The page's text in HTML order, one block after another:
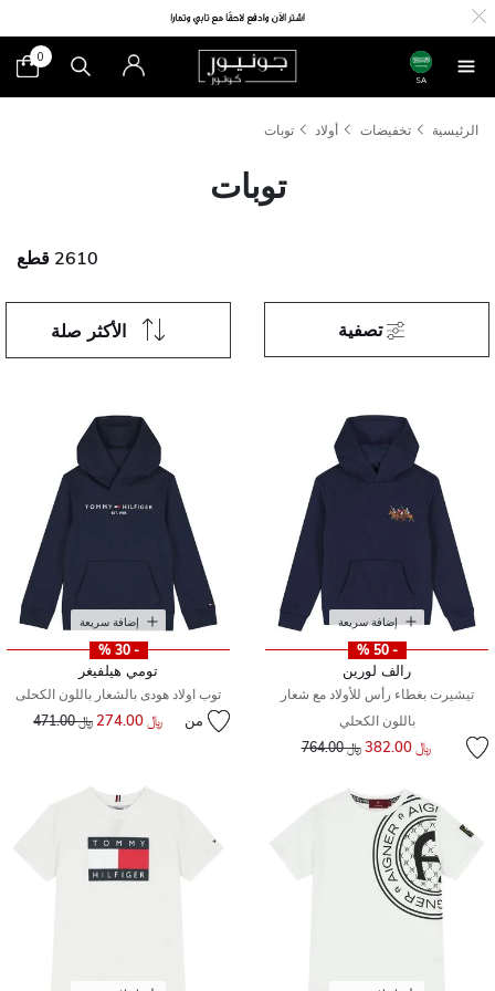
SA
0
الرئيسية تخفيضات أولاد توبات
توبات
2610 قطع
الأكثر صلة تصفية
إضافة سريعة
- 50 %
رالف لورين
تيشيرت بغطاء رأس للأولاد مع شعار
باللون الكحلي
﷼ 382.00 سعر مخفض من﷼ 764.00
إضافة سريعة
- 30 %
تومي هيلفيغر
توب اولاد هودى بالشعار باللون الكحلى
من ﷼ 274.00 سعر مخفض من
﷼ 471.00 إلى